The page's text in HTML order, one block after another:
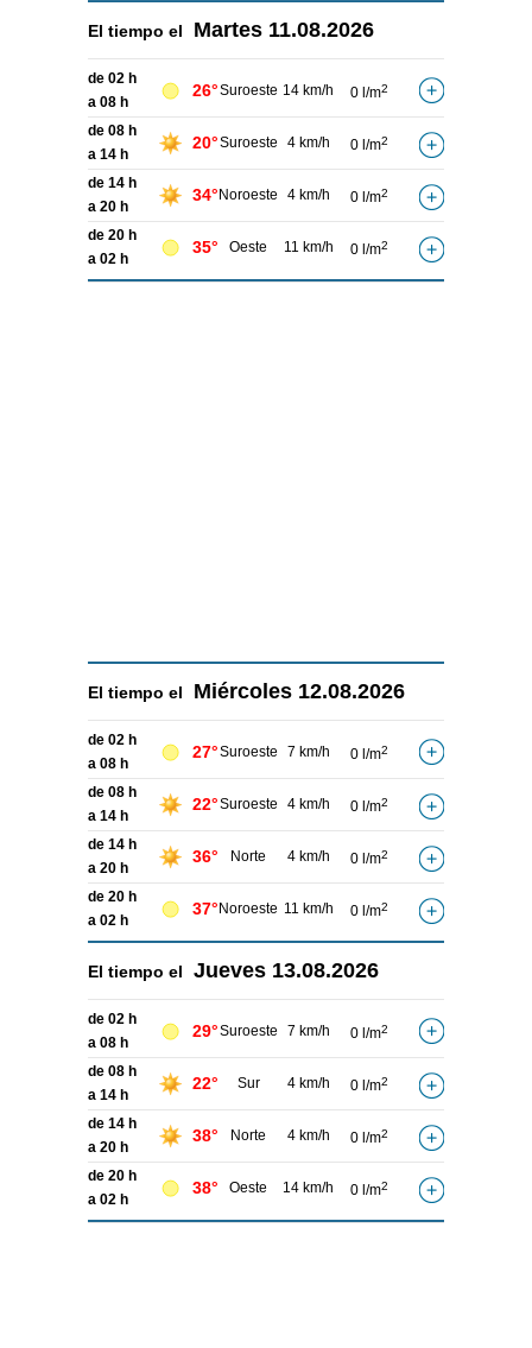
El tiempo el Martes 11.08.2026
de 02 h
a 08 h
26°Suroeste 14 km/h 0 l/m2
de 08 h
a 14 h
20°Suroeste 4 km/h 0 l/m2
de 14 h
a 20 h
34° Noroeste 4 km/h 0 l/m2
de 20 h
a 02 h
35° Oeste 11 km/h 0 l/m2
El tiempo el Miércoles 12.08.2026
de 02 h
a 08 h
27°Suroeste 7 km/h 0 l/m2
de 08 h
a 14 h
22°Suroeste 4 km/h 0 l/m2
de 14 h
a 20 h
36° Norte 4 km/h 0 l/m2
de 20 h
a 02 h
37° Noroeste 11 km/h 0 l/m2
El tiempo el Jueves 13.08.2026
de 02 h
a 08 h
29°Suroeste 7 km/h 0 l/m2
de 08 h
a 14 h
22° Sur 4 km/h 0 l/m2
de 14 h
a 20 h
38° Norte 4 km/h 0 l/m2
de 20 h
a 02 h
38° Oeste 14 km/h 0 l/m2